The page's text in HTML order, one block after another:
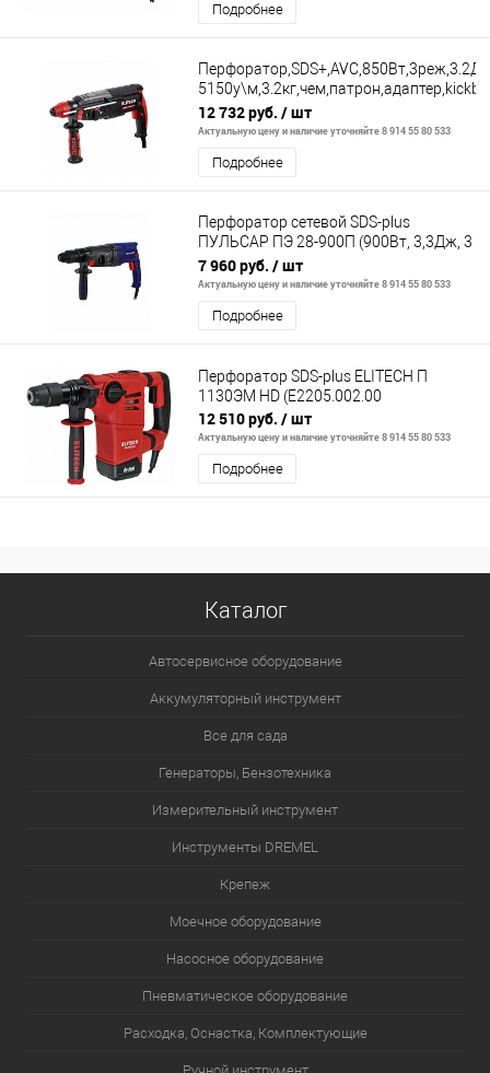
Подробнее
protaction
12 732 руб. / шт
Актуальную цену и наличие уточняйте 8 914 55 80 533
Подробнее
Перфоратор сетевой SDS-plus
ПУЛЬСАР ПЭ 28-900П (900Вт, 3,3Дж, 3
режима, съёмный патрон, 2,9кг)
7 960 руб. / шт
Актуальную цену и наличие уточняйте 8 914 55 80 533
Подробнее
Перфоратор SDS-plus ELITECH П
1130ЭМ HD (E2205.002.00
12 510 руб. / шт
Актуальную цену и наличие уточняйте 8 914 55 80 533
Подробнее
Каталог
Автосервисное оборудование
Аккумуляторный инструмент
Все для сада
Генераторы, Бензотехника
Измерительный инструмент
Инструменты DREMEL
Крепеж
Моечное оборудование
Насосное оборудование
Пневматическое оборудование
Расходка, Оснастка, Комплектующие